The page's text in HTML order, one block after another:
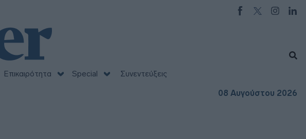
Επικαιρότητα Special
Συνεντεύξεις
08 Αυγούστου 2026